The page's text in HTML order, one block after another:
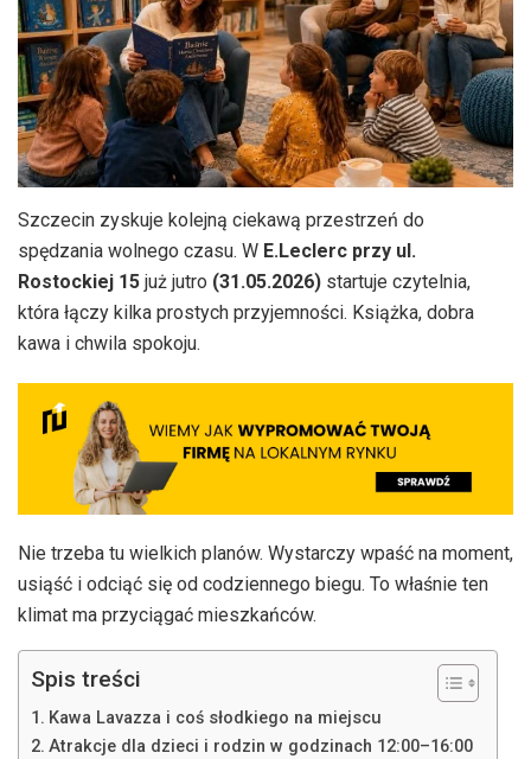
Szczecin zyskuje kolejną ciekawą przestrzeń do
spędzania wolnego czasu. W E.Leclerc przy ul.
Rostockiej 15 już jutro (31.05.2026) startuje czytelnia,
która łączy kilka prostych przyjemności. Książka, dobra
kawa i chwila spokoju.
Nie trzeba tu wielkich planów. Wystarczy wpaść na moment,
usiąść i odciąć się od codziennego biegu. To właśnie ten
klimat ma przyciągać mieszkańców.
Spis treści
Kawa Lavazza i coś słodkiego na miejscu
Atrakcje dla dzieci i rodzin w godzinach 12:00–16:00